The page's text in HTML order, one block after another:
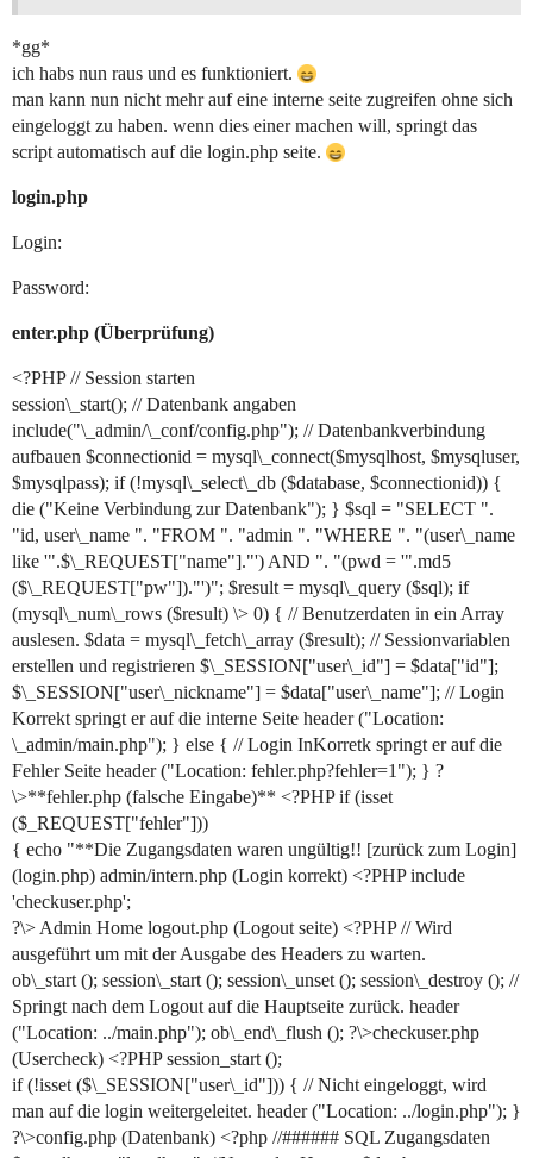
*gg*
ich habs nun raus und es funktioniert.
man kann nun nicht mehr auf eine interne seite zugreifen ohne sich
eingeloggt zu haben. wenn dies einer machen will, springt das
script automatisch auf die login.php seite.
login.php
Login:
Password:
enter.php (Überprüfung)
<?PHP // Session starten
session\_start(); // Datenbank angaben
include("\_admin/\_conf/config.php"); // Datenbankverbindung
aufbauen $connectionid = mysql\_connect($mysqlhost, $mysqluser,
$mysqlpass); if (!mysql\_select\_db ($database, $connectionid)) {
die ("Keine Verbindung zur Datenbank"); } $sql = "SELECT ".
"id, user\_name ". "FROM ". "admin ". "WHERE ". "(user\_name
like '".$\_REQUEST["name"]."') AND ". "(pwd = '".md5
($\_REQUEST["pw"])."')"; $result = mysql\_query ($sql); if
(mysql\_num\_rows ($result) \> 0) { // Benutzerdaten in ein Array
auslesen. $data = mysql\_fetch\_array ($result); // Sessionvariablen
erstellen und registrieren $\_SESSION["user\_id"] = $data["id"];
$\_SESSION["user\_nickname"] = $data["user\_name"]; // Login
Korrekt springt er auf die interne Seite header ("Location:
\_admin/main.php"); } else { // Login InKorretk springt er auf die
Fehler Seite header ("Location: fehler.php?fehler=1"); } ?
\>**fehler.php (falsche Eingabe)** <?PHP if (isset
($_REQUEST["fehler"]))
{ echo "**Die Zugangsdaten waren ungültig!! [zurück zum Login]
(login.php) admin/intern.php (Login korrekt) <?PHP include
'checkuser.php';
?\> Admin Home logout.php (Logout seite) <?PHP // Wird
ausgeführt um mit der Ausgabe des Headers zu warten.
ob\_start (); session\_start (); session\_unset (); session\_destroy (); //
Springt nach dem Logout auf die Hauptseite zurück. header
("Location: ../main.php"); ob\_end\_flush (); ?\>checkuser.php
(Usercheck) <?PHP session_start ();
if (!isset ($\_SESSION["user\_id"])) { // Nicht eingeloggt, wird
man auf die login weitergeleitet. header ("Location: ../login.php"); }
?\>config.php (Datenbank) <?php //###### SQL Zugangsdaten